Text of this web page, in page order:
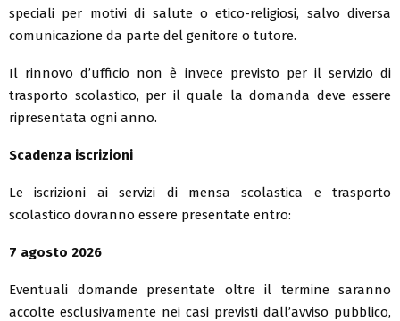
speciali per motivi di salute o etico-religiosi, salvo diversa
comunicazione da parte del genitore o tutore.
Il rinnovo d’ufficio non è invece previsto per il servizio di
trasporto scolastico, per il quale la domanda deve essere
ripresentata ogni anno.
Scadenza iscrizioni
Le iscrizioni ai servizi di mensa scolastica e trasporto
scolastico dovranno essere presentate entro:
7 agosto 2026
Eventuali domande presentate oltre il termine saranno
accolte esclusivamente nei casi previsti dall’avviso pubblico,